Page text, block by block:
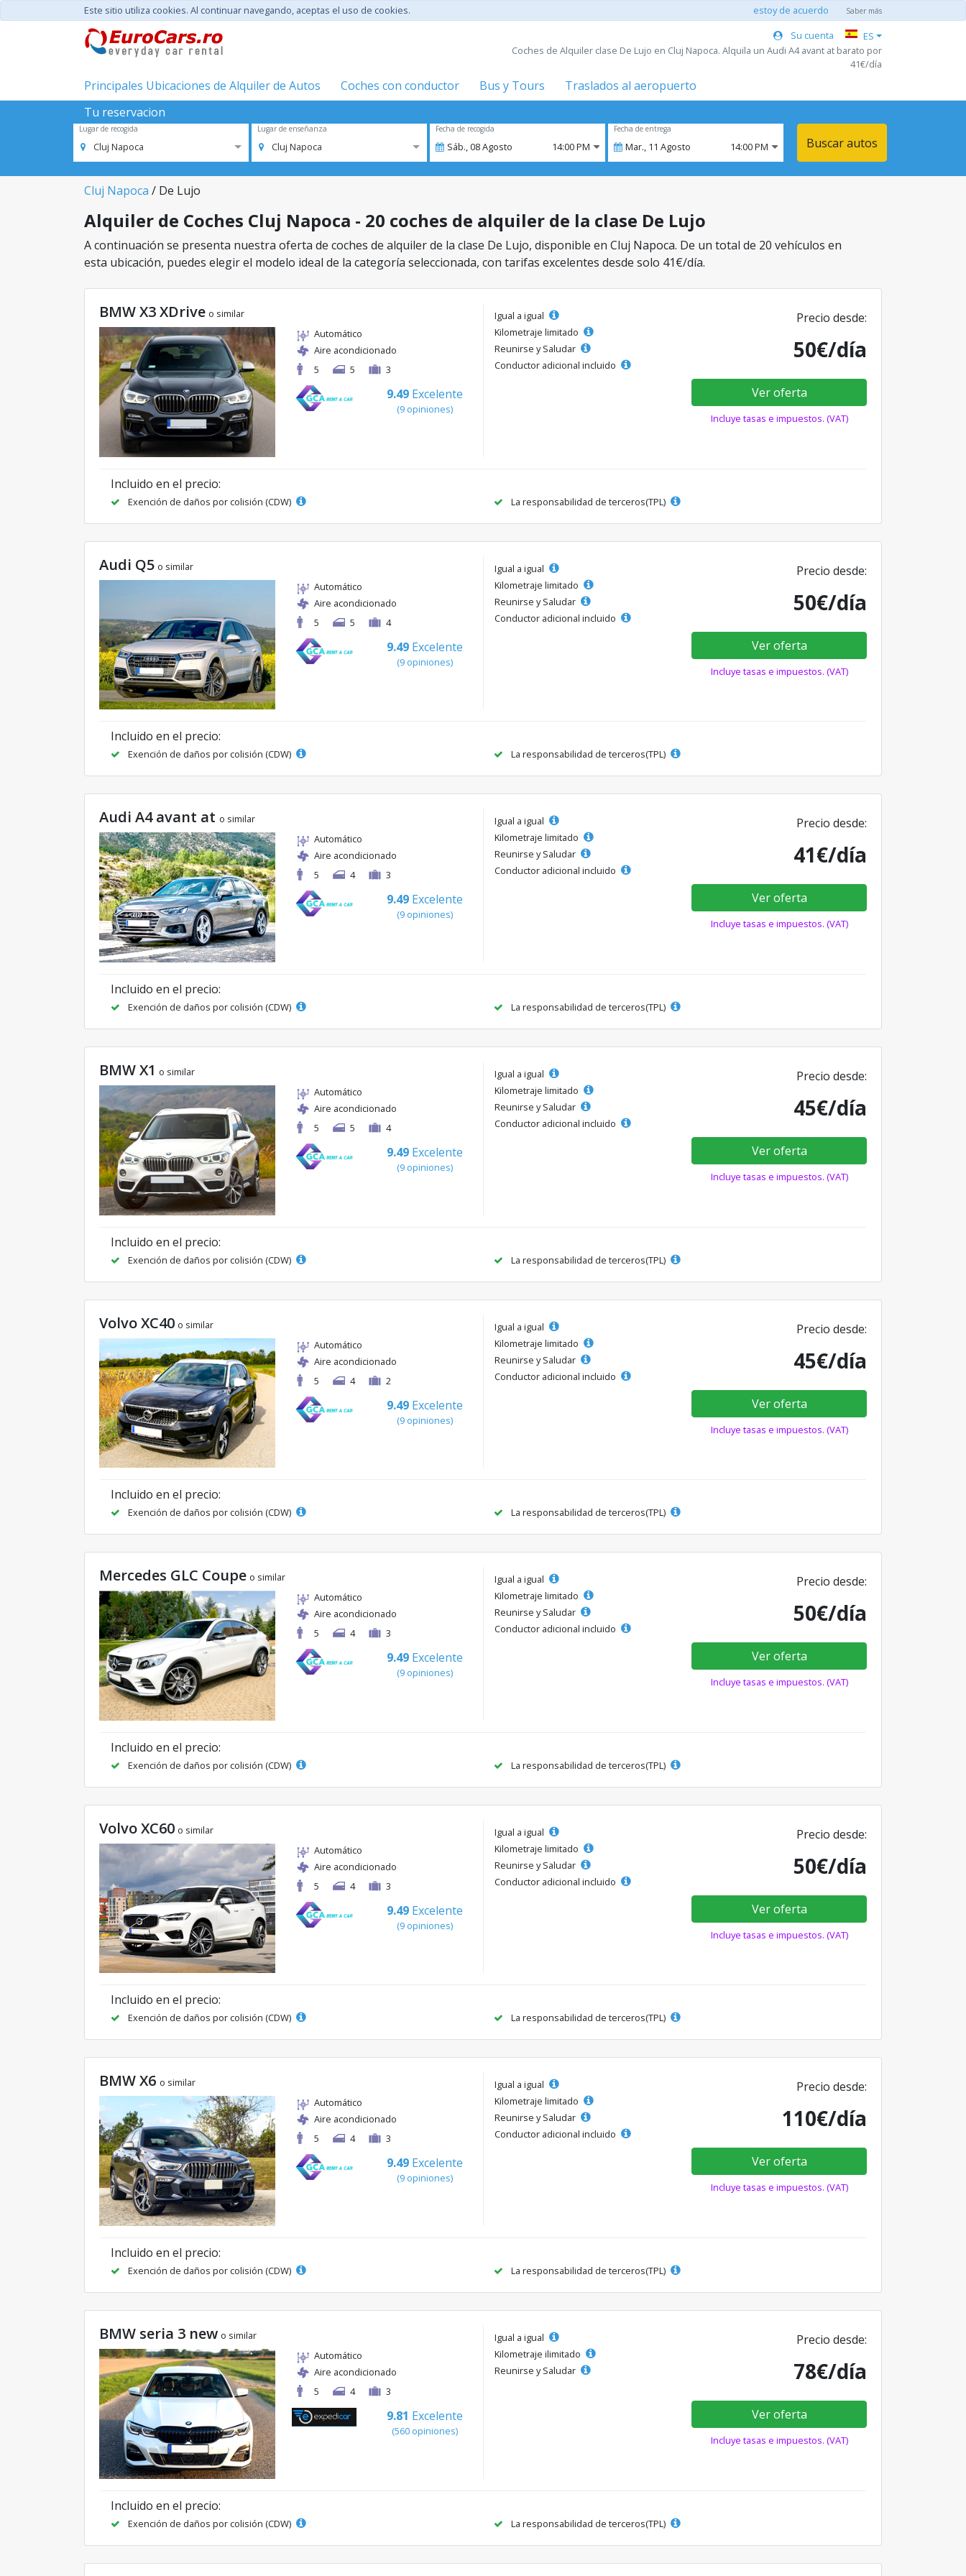
Este sitio utiliza cookies. Al continuar navegando, aceptas el uso de cookies. estoy de acuerdo Saber más
Su cuenta
ES
Coches de Alquiler clase De Lujo en Cluj Napoca. Alquila un Audi A4 avant at barato por
41€/día
Principales Ubicaciones de Alquiler de Autos Coches con conductor Bus y Tours
Traslados al aeropuerto
Tu reservacion
Lugar de recogida
Cluj Napoca
Lugar de enseñanza
Cluj Napoca
Fecha de recogida
Sáb.,08Agosto 14:00 PM
Fecha de entrega
Mar., 11 Agosto 14:00 PM Buscar autos
Cluj Napoca / De Lujo
Alquiler de Coches Cluj Napoca - 20 coches de alquiler de la clase De Lujo
A continuación se presenta nuestra oferta de coches de alquiler de la clase De Lujo, disponible en Cluj Napoca. De un total de 20 vehículos en
esta ubicación, puedes elegir el modelo ideal de la categoría seleccionada, con tarifas excelentes desde solo 41€/día.
BMW X3 XDrive o similar
Automático
Aire acondicionado
5
5 3
9.49 Excelente
(9 opiniones)
Igual a igual
Kilometraje limitado
Reunirse y Saludar
Conductor adicional incluido
Precio desde:
50€/día
Ver oferta
Incluye tasas e impuestos. (VAT)
Incluido en el precio:
Exención de daños por colisión (CDW) La responsabilidad de terceros(TPL)
Audi Q5 o similar
Automático
Aire acondicionado
5
5 4
9.49 Excelente
(9 opiniones)
Igual a igual
Kilometraje limitado
Reunirse y Saludar
Conductor adicional incluido
Precio desde:
50€/día
Ver oferta
Incluye tasas e impuestos. (VAT)
Incluido en el precio:
Exención de daños por colisión (CDW) La responsabilidad de terceros(TPL)
Audi A4 avant at o similar
Automático
Aire acondicionado
5
4 3
9.49 Excelente
(9 opiniones)
Igual a igual
Kilometraje limitado
Reunirse y Saludar
Conductor adicional incluido
Precio desde:
41€/día
Ver oferta
Incluye tasas e impuestos. (VAT)
Incluido en el precio:
Exención de daños por colisión (CDW) La responsabilidad de terceros(TPL)
BMW X1 o similar
Automático
Aire acondicionado
5
5 4
9.49 Excelente
(9 opiniones)
Igual a igual
Kilometraje limitado
Reunirse y Saludar
Conductor adicional incluido
Precio desde:
45€/día
Ver oferta
Incluye tasas e impuestos. (VAT)
Incluido en el precio:
Exención de daños por colisión (CDW) La responsabilidad de terceros(TPL)
Volvo XC40 o similar
Automático
Aire acondicionado
5
4 2
9.49 Excelente
(9 opiniones)
Igual a igual
Kilometraje limitado
Reunirse y Saludar
Conductor adicional incluido
Precio desde:
45€/día
Ver oferta
Incluye tasas e impuestos. (VAT)
Incluido en el precio:
Exención de daños por colisión (CDW) La responsabilidad de terceros(TPL)
Mercedes GLC Coupe o similar
Automático
Aire acondicionado
5
4 3
9.49 Excelente
(9 opiniones)
Igual a igual
Kilometraje limitado
Reunirse y Saludar
Conductor adicional incluido
Precio desde:
50€/día
Ver oferta
Incluye tasas e impuestos. (VAT)
Incluido en el precio:
Exención de daños por colisión (CDW) La responsabilidad de terceros(TPL)
Volvo XC60 o similar
Automático
Aire acondicionado
5
4 3
9.49 Excelente
(9 opiniones)
Igual a igual
Kilometraje limitado
Reunirse y Saludar
Conductor adicional incluido
Precio desde:
50€/día
Ver oferta
Incluye tasas e impuestos. (VAT)
Incluido en el precio:
Exención de daños por colisión (CDW) La responsabilidad de terceros(TPL)
BMW X6 o similar
Automático
Aire acondicionado
5
4 3
9.49 Excelente
(9 opiniones)
Igual a igual
Kilometraje limitado
Reunirse y Saludar
Conductor adicional incluido
Precio desde:
110€/día
Ver oferta
Incluye tasas e impuestos. (VAT)
Incluido en el precio:
Exención de daños por colisión (CDW) La responsabilidad de terceros(TPL)
BMW seria 3 new o similar
Automático
Aire acondicionado
5
4 3
9.81 Excelente
(560 opiniones)
Igual a igual
Kilometraje ilimitado
Reunirse y Saludar
Precio desde:
78€/día
Ver oferta
Incluye tasas e impuestos. (VAT)
Incluido en el precio:
Exención de daños por colisión (CDW) La responsabilidad de terceros(TPL)